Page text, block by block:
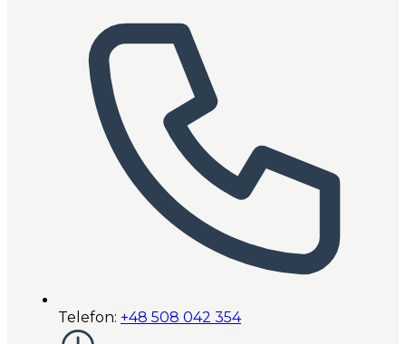
Telefon: +48 508 042 354